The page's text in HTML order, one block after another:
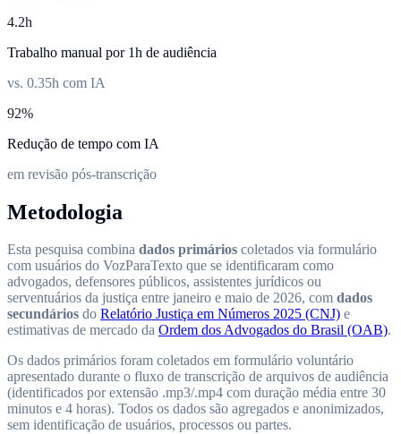
4.2h
Trabalho manual por 1h de audiência
vs. 0.35h com IA
92%
Redução de tempo com IA
em revisão pós-transcrição
Metodologia
Esta pesquisa combina dados primários coletados via formulário
com usuários do VozParaTexto que se identificaram como
advogados, defensores públicos, assistentes jurídicos ou
serventuários da justiça entre janeiro e maio de 2026, com dados
secundários do Relatório Justiça em Números 2025 (CNJ) e
estimativas de mercado da Ordem dos Advogados do Brasil (OAB).
Os dados primários foram coletados em formulário voluntário
apresentado durante o fluxo de transcrição de arquivos de audiência
(identificados por extensão .mp3/.mp4 com duração média entre 30
minutos e 4 horas). Todos os dados são agregados e anonimizados,
sem identificação de usuários, processos ou partes.